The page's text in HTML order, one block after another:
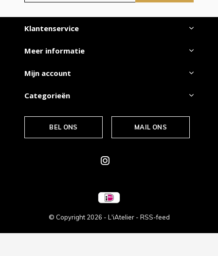
Klantenservice
Meer informatie
Mijn account
Categorieën
BEL ONS MAIL ONS
© Copyright 2026 - L'iAtelier - RSS-feed